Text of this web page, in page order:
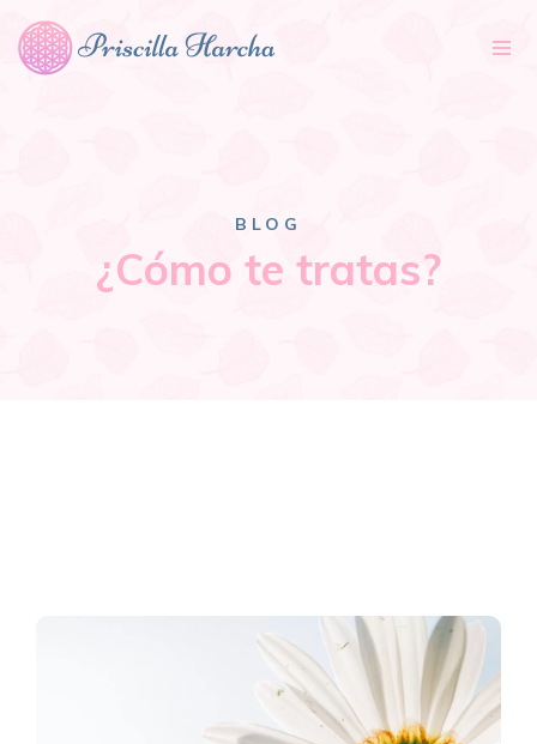
BLOG
¿Cómo te tratas?